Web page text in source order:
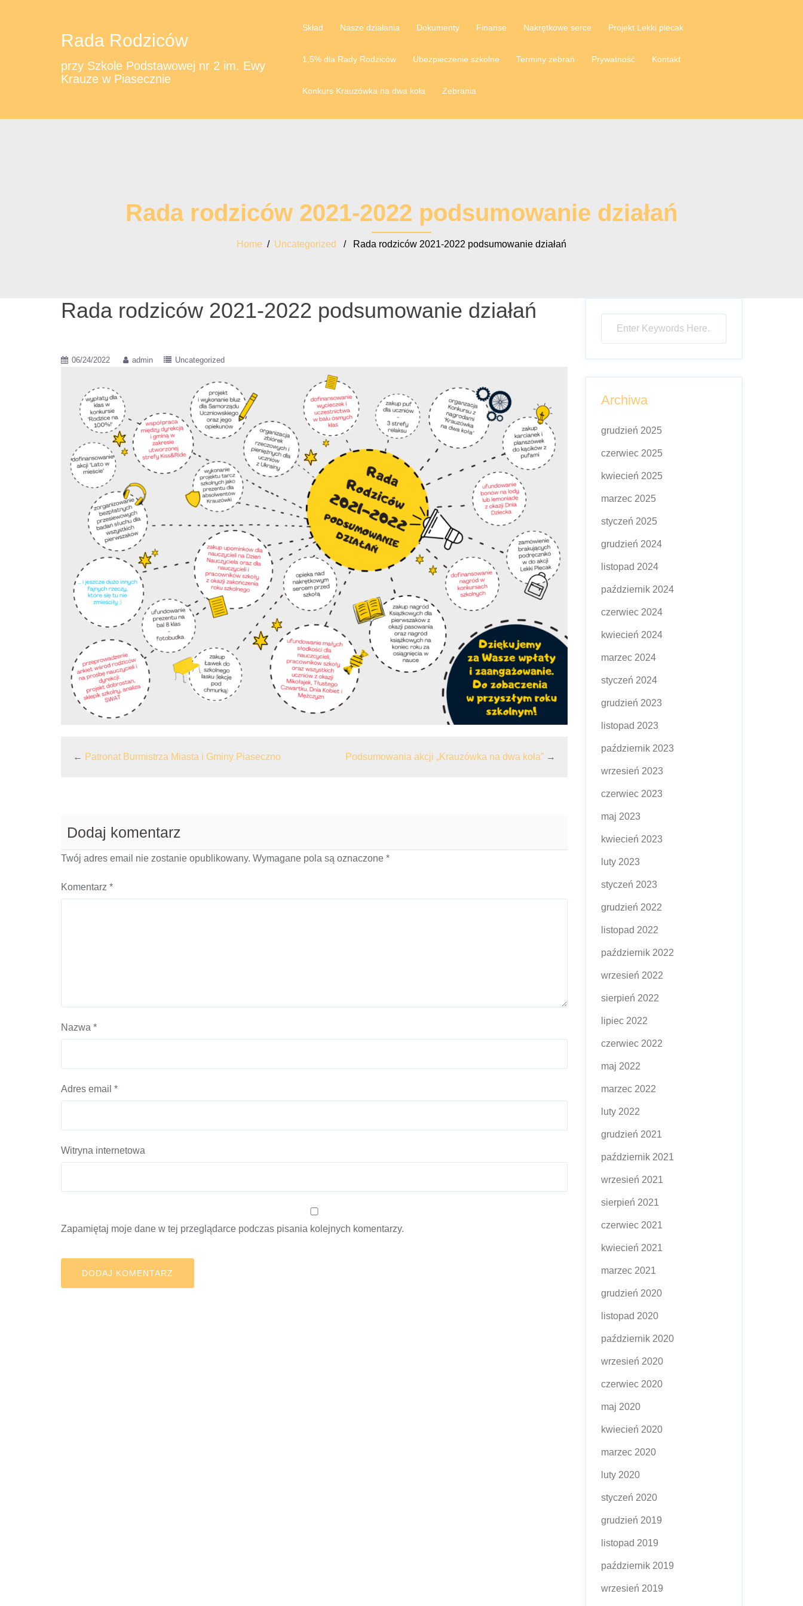
Rada Rodziców
przy Szkole Podstawowej nr 2 im. Ewy
Krauze w Piasecznie
Skład Nasze działania Dokumenty Finanse Nakrętkowe serce Projekt Lekki plecak
1,5% dla Rady Rodziców Ubezpieczenie szkolne Terminy zebrań Prywatność Kontakt
Konkurs Krauzówka na dwa koła Zebrania
Rada rodziców 2021-2022 podsumowanie działań
Home / Uncategorized / Rada rodziców 2021-2022 podsumowanie działań
Rada rodziców 2021-2022 podsumowanie działań
06/24/2022 admin Uncategorized
← Patronat Burmistrza Miasta i Gminy Piaseczno Podsumowania akcji „Krauzówka na dwa koła”→
Dodaj komentarz
Twój adres email nie zostanie opublikowany. Wymagane pola są oznaczone *
Komentarz *
Nazwa *
Adres email *
Witryna internetowa
Zapamiętaj moje dane w tej przeglądarce podczas pisania kolejnych komentarzy.
Archiwa
grudzień 2025
czerwiec 2025
kwiecień 2025
marzec 2025
styczeń 2025
grudzień 2024
listopad 2024
październik 2024
czerwiec 2024
kwiecień 2024
marzec 2024
styczeń 2024
grudzień 2023
listopad 2023
październik 2023
wrzesień 2023
czerwiec 2023
maj 2023
kwiecień 2023
luty 2023
styczeń 2023
grudzień 2022
listopad 2022
październik 2022
wrzesień 2022
sierpień 2022
lipiec 2022
czerwiec 2022
maj 2022
marzec 2022
luty 2022
grudzień 2021
październik 2021
wrzesień 2021
sierpień 2021
czerwiec 2021
kwiecień 2021
marzec 2021
grudzień 2020
listopad 2020
październik 2020
wrzesień 2020
czerwiec 2020
maj 2020
kwiecień 2020
marzec 2020
luty 2020
styczeń 2020
grudzień 2019
listopad 2019
październik 2019
wrzesień 2019